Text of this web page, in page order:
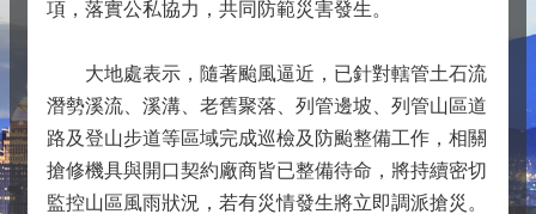
項，落實公私協力，共同防範災害發生。
大地處表示，隨著颱風逼近，已針對轄管土石流
潛勢溪流、溪溝、老舊聚落、列管邊坡、列管山區道
路及登山步道等區域完成巡檢及防颱整備工作，相關
搶修機具與開口契約廠商皆已整備待命，將持續密切
監控山區風雨狀況，若有災情發生將立即調派搶災。